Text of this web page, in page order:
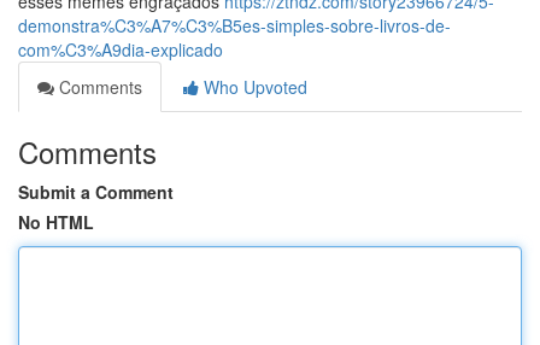
demonstra%C3%A7%C3%B5es-simples-sobre-livros-de-
com%C3%A9dia-explicado
Comments
Who Upvoted
Comments
Submit a Comment
No HTML